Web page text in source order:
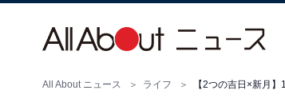
All About ニュース ライフ 【2つの吉日×新月